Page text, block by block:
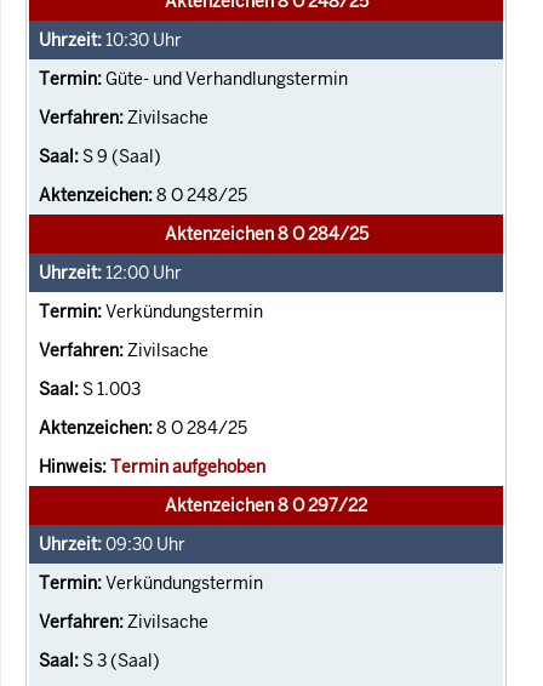
10:30 Uhr
Güte- und Verhandlungstermin
Zivilsache
S 9 (Saal)
8 O 248/25
Aktenzeichen 8 O 284/25
12:00 Uhr
Verkündungstermin
Zivilsache
S 1.003
8 O 284/25
Termin aufgehoben
Aktenzeichen 8 O 297/22
09:30 Uhr
Verkündungstermin
Zivilsache
S 3 (Saal)